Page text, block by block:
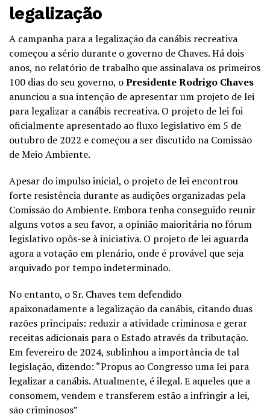
legalização
A campanha para a legalização da canábis recreativa
começou a sério durante o governo de Chaves. Há dois
anos, no relatório de trabalho que assinalava os primeiros
100 dias do seu governo, oPresidente Rodrigo Chaves
anunciou a sua intenção de apresentar um projeto de lei
para legalizar a canábis recreativa. O projeto de lei foi
oficialmente apresentado ao fluxo legislativo em 5 de
outubro de 2022 e começou a ser discutido na Comissão
de Meio Ambiente.
Apesar do impulso inicial, o projeto de lei encontrou
forte resistência durante as audições organizadas pela
Comissão do Ambiente. Embora tenha conseguido reunir
alguns votos a seu favor, a opinião maioritária no fórum
legislativo opôs-se à iniciativa. O projeto de lei aguarda
agora a votação em plenário, onde é provável que seja
arquivado por tempo indeterminado.
No entanto, o Sr. Chaves tem defendido
apaixonadamente a legalização da canábis, citando duas
razões principais: reduzir a atividade criminosa e gerar
receitas adicionais para o Estado através da tributação.
Em fevereiro de 2024, sublinhou a importância de tal
legislação, dizendo: “Propus ao Congresso uma lei para
legalizar a canábis. Atualmente, é ilegal. E aqueles que a
consomem, vendem e transferem estão a infringir a lei,
são criminosos”